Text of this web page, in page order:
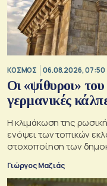
ΚΟΣΜΟΣ 06.08.2026, 07:50
Οι «ψίθυροι»
γερμανικές
Η κλιμάκωση της
ενόψει των τοπικών
στοχοποίηση των
Γιώργος Μαζιάς